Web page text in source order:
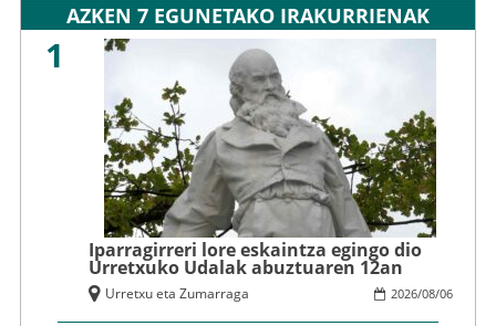
AZKEN 7 EGUNETAKO IRAKURRIENAK
1
Iparragirreri lore eskaintza egingo dio
Urretxuko Udalak abuztuaren 12an
2026/08/06
Urretxu eta Zumarraga